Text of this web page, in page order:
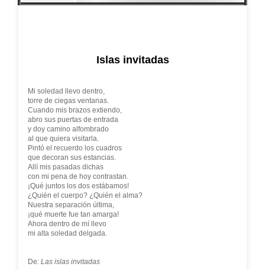
Islas invitadas
Mi soledad llevo dentro,
torre de ciegas ventanas.
Cuando mis brazos extiendo,
abro sus puertas de entrada
y doy camino alfombrado
al que quiera visitarla.
Pintó el recuerdo los cuadros
que decoran sus estancias.
Allí mis pasadas dichas
con mi pena de hoy contrastan.
¡Qué juntos los dos estábamos!
¿Quién el cuerpo? ¿Quién el alma?
Nuestra separación última,
¡qué muerte fue tan amarga!
Ahora dentro de mí llevo
mi alta soledad delgada.
De: Las islas invitadas